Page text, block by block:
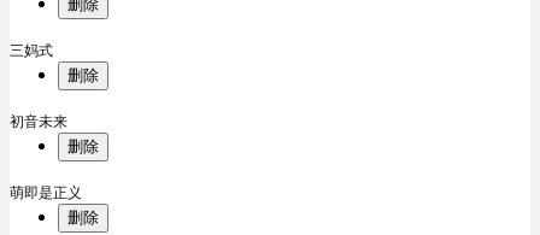
删除
三妈式
删除
初音未来
删除
萌即是正义
删除